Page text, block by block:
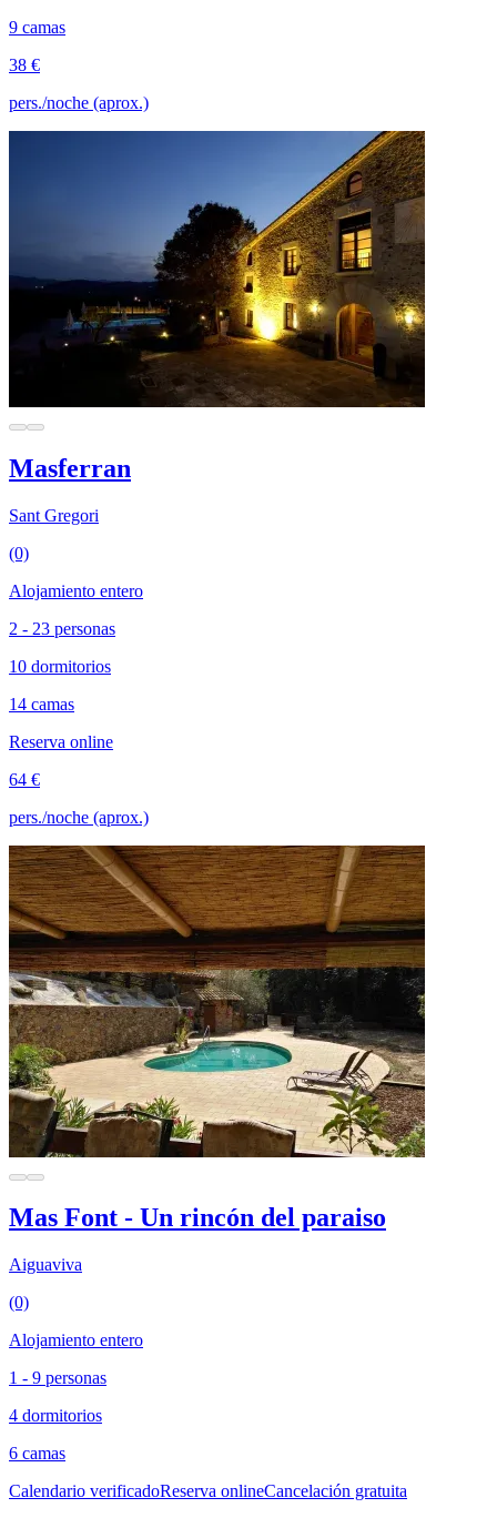
9 camas
38 €
pers./noche (aprox.)
Masferran
Sant Gregori
(0)
Alojamiento entero
2 - 23 personas
10 dormitorios
14 camas
Reserva online
64 €
pers./noche (aprox.)
Mas Font - Un rincón del paraiso
Aiguaviva
(0)
Alojamiento entero
1 - 9 personas
4 dormitorios
6 camas
Calendario verificadoReserva onlineCancelación gratuita